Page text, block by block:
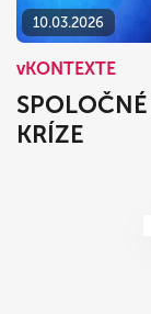
10.03.2026
vKONTEXTE
KRÍZE